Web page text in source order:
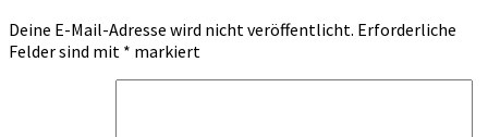
Deine E-Mail-Adresse wird nicht veröffentlicht. Erforderliche
Felder sind mit * markiert